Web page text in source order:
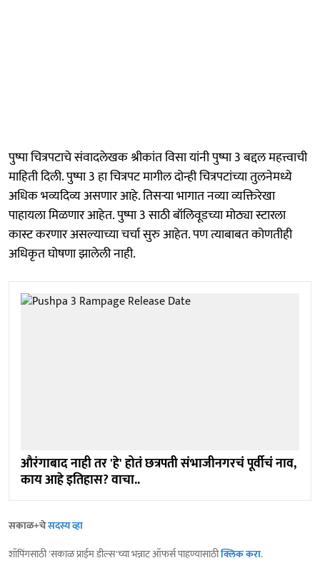
पुष्पा चित्रपटाचे संवादलेखक श्रीकांत विसा यांनी पुष्पा 3 बद्दल महत्त्वाची
माहिती दिली. पुष्पा 3 हा चित्रपट मागील दोन्ही चित्रपटांच्या तुलनेमध्ये
अधिक भव्यदिव्य असणार आहे. तिसऱ्या भागात नव्या व्यक्तिरेखा
पाहायला मिळणार आहेत. पुष्पा 3 साठी बॉलिवूडच्या मोठ्या स्टारला
कास्ट करणार असल्याच्या चर्चा सुरु आहेत. पण त्याबाबत कोणतीही
अधिकृत घोषणा झालेली नाही.
औरंगाबाद नाही तर 'हे' होतं छत्रपती संभाजीनगरचं पूर्वीचं नाव,
काय आहे इतिहास? वाचा..
सकाळ+चेसदस्य व्हा
शॉपिंगसाठी 'सकाळ प्राईम डील्स'च्या भन्नाट ऑफर्स पाहण्यासाठीक्लिक करा.